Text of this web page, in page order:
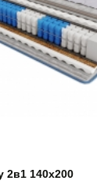
2в1 140x200